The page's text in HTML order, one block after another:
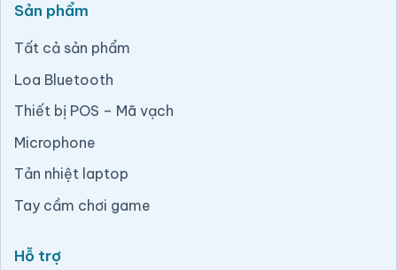
Sản phẩm
Tất cả sản phẩm
Loa Bluetooth
Thiết bị POS – Mã vạch
Microphone
Tản nhiệt laptop
Tay cầm chơi game
Hỗ trợ